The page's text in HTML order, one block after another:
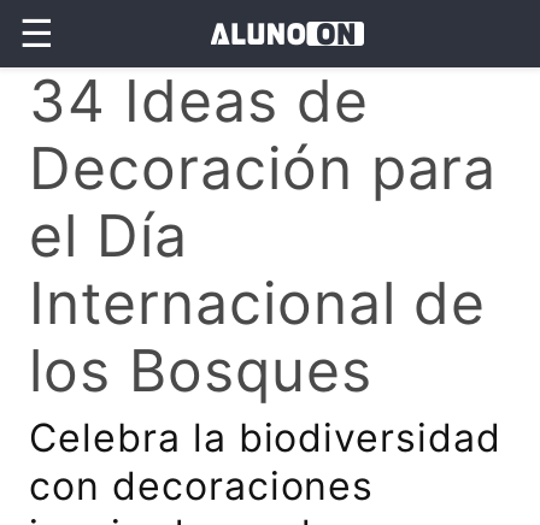
☰
34 Ideas de
Decoración para
el Día
Internacional de
los Bosques
Celebra la biodiversidad
con decoraciones